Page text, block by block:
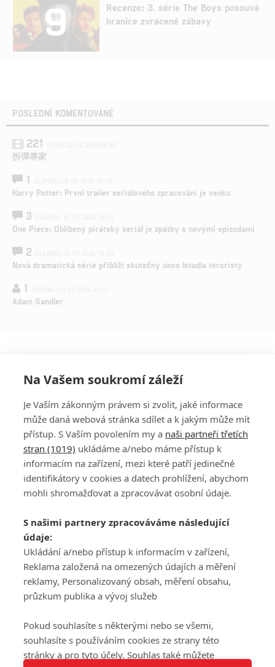
Tato stránka používá soubory cookies.
9
Recenze: 3. série The Boys posouvá
hranice zvrácené zábavy
POSLEDNÍ KOMENTOVANÉ
221
拆彈專家
1
Harry Potter: První trailer seriálového zpracování je venku
3
One Piece: Oblíbený pirátský seriál je zpátky s novými epizodami
2
Nová dramatická série přiblíží skutečný únos letadla teroristy
1
Adam Sandler
PŘIHLÁSIT
REGISTROVAT
DISKUZE
Šéfredaktorkou webu jePetr Slavík, e-mailserialy@fandimefilmu.cz
Máte-li zájem o inzerci na našem webu napište nám na e-mail
studio@koncal.com
Ochrana osobních údajů|Zásady používání cookies |Pravidla webu
Upravit nastavení soukromí
Na Vašem soukromí záleží
Je Vaším zákonným právem si zvolit, jaké informace
může daná webová stránka sdílet a k jakým může mít
přístup. S Vaším povolením my a naši partneři třetích
stran (1019) ukládáme a/nebo máme přístup k
informacím na zařízení, mezi které patří jedinečné
identifikátory v cookies a datech prohlížení, abychom
mohli shromažďovat a zpracovávat osobní údaje.
S našimi partnery zpracováváme následující
údaje:
Ukládání a/nebo přístup k informacím v zařízení,
Reklama založená na omezených údajích a měření
reklamy, Personalizovaný obsah, měření obsahu,
průzkum publika a vývoj služeb
Pokud souhlasíte s některými nebo se všemi,
souhlasíte s používáním cookies ze strany této
stránky a pro tyto účely. Souhlas také můžete